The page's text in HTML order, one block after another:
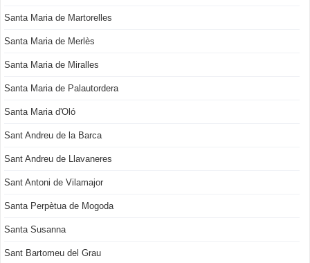
Santa Maria de Martorelles
Santa Maria de Merlès
Santa Maria de Miralles
Santa Maria de Palautordera
Santa Maria d'Oló
Sant Andreu de la Barca
Sant Andreu de Llavaneres
Sant Antoni de Vilamajor
Santa Perpètua de Mogoda
Santa Susanna
Sant Bartomeu del Grau